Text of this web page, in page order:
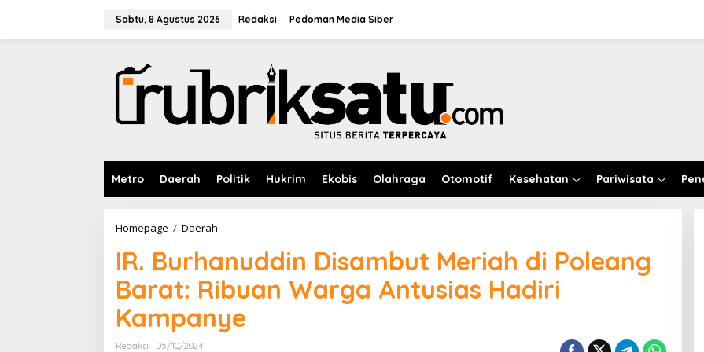
Sabtu, 8 Agustus 2026 Redaksi Pedoman Media Siber
Metro Daerah Politik Hukrim Ekobis Olahraga Otomotif Kesehatan Pariwisata
Homepage / Daerah
.
B
u
r
h
a
IR. Burhanuddin Disambut Meriah di Poleang
Barat: Ribuan Warga Antusias Hadiri
Kampanye
Redaksi
05/10/2024